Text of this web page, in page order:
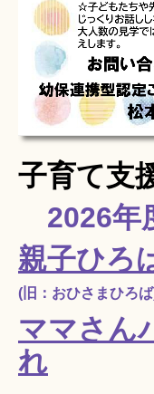
子育て支
2026年
親子ひろ
(旧：おひさまひろ
ママさん
れ